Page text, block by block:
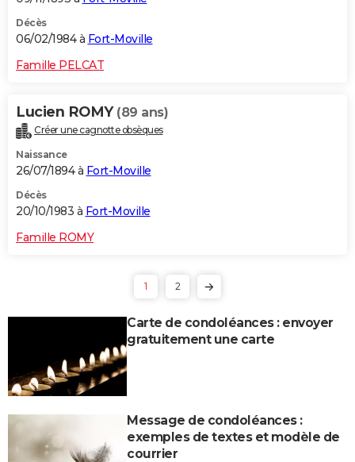
Décès
06/02/1984 à Fort-Moville
Famille PELCAT
Lucien ROMY (89 ans)
Créer une cagnotte obsèques
Naissance
26/07/1894 à Fort-Moville
Décès
20/10/1983 à Fort-Moville
Famille ROMY
1 2
Carte de condoléances : envoyer
gratuitement une carte
Message de condoléances :
exemples de textes et modèle de
courrier